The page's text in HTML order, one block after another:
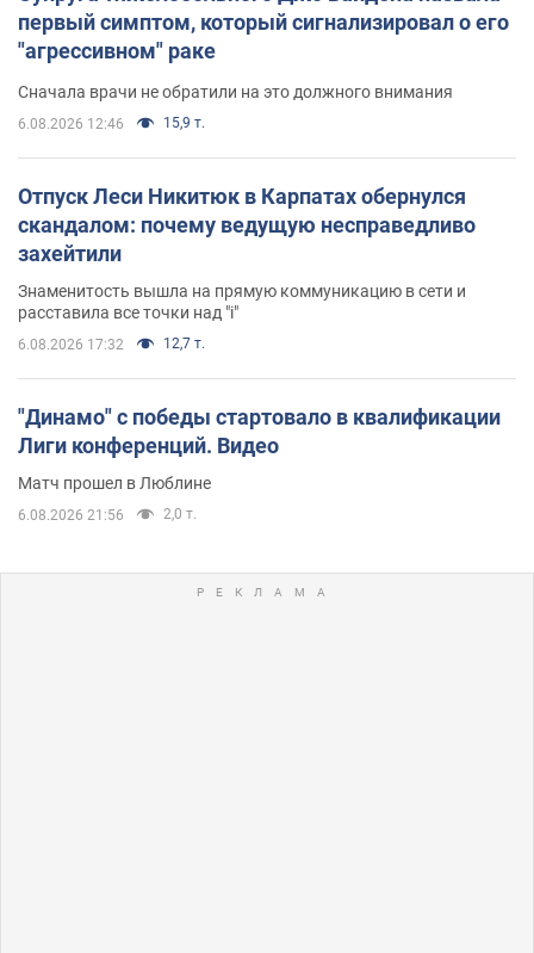
первый симптом, который сигнализировал о его
"агрессивном" раке
Сначала врачи не обратили на это должного внимания
6.08.2026 12:46 15,9 т.
Отпуск Леси Никитюк в Карпатах обернулся
скандалом: почему ведущую несправедливо
захейтили
Знаменитость вышла на прямую коммуникацию в сети и
расставила все точки над "i"
6.08.2026 17:32 12,7 т.
"Динамо" с победы стартовало в квалификации
Лиги конференций. Видео
Матч прошел в Люблине
6.08.2026 21:56 2,0 т.